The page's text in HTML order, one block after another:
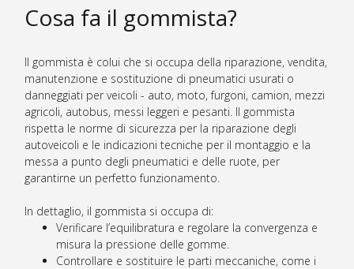
Cosa fa il gommista?
Il gommista è colui che si occupa della riparazione, vendita,
manutenzione e sostituzione di pneumatici usurati o
danneggiati per veicoli - auto, moto, furgoni, camion, mezzi
agricoli, autobus, messi leggeri e pesanti. Il gommista
rispetta le norme di sicurezza per la riparazione degli
autoveicoli e le indicazioni tecniche per il montaggio e la
messa a punto degli pneumatici e delle ruote, per
garantirne un perfetto funzionamento.
In dettaglio, il gommista si occupa di:
Verificare l’equilibratura e regolare la convergenza e
misura la pressione delle gomme.
Controllare e sostituire le parti meccaniche, come i